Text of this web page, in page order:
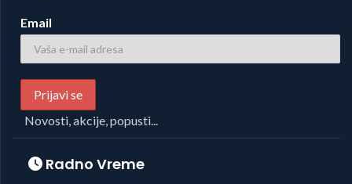
Email
Novosti, akcije, popusti...
Radno Vreme